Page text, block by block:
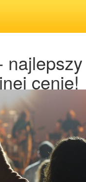
najlepszy
cenie!